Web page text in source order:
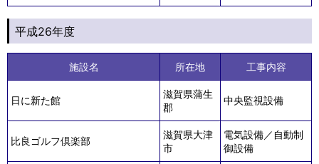
平成26年度
施設名 所在地 工事内容
日に新た館
滋賀県蒲生
郡
中央監視設備
比良ゴルフ倶楽部
滋賀県大津
市
電気設備／自動制
御設備